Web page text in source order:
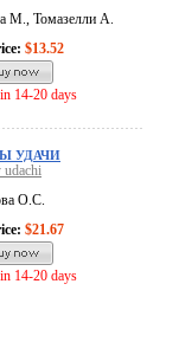
М., Томазелли А.
$13.52
14-20 days
УДАЧИ
О.С.
$21.67
14-20 days